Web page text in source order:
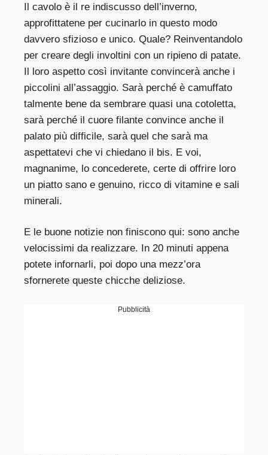
Il cavolo è il re indiscusso dell’inverno,
approfittatene per cucinarlo in questo modo
davvero sfizioso e unico. Quale? Reinventandolo
per creare degli involtini con un ripieno di patate.
Il loro aspetto così invitante convincerà anche i
piccolini all’assaggio. Sarà perché è camuffato
talmente bene da sembrare quasi una cotoletta,
sarà perché il cuore filante convince anche il
palato più difficile, sarà quel che sarà ma
aspettatevi che vi chiedano il bis. E voi,
magnanime, lo concederete, certe di offrire loro
un piatto sano e genuino, ricco di vitamine e sali
minerali.
E le buone notizie non finiscono qui: sono anche
velocissimi da realizzare. In 20 minuti appena
potete infornarli, poi dopo una mezz’ora
sfornerete queste chicche deliziose.
Pubblicità